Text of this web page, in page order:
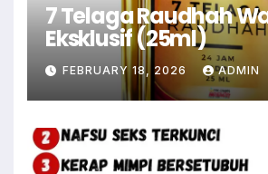
7 Telaga Raudhah
Eksklusif (25ml)
FEBRUARY 18, 2026 ADMIN